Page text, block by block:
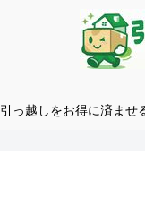
引っ越しをお得に済ませ